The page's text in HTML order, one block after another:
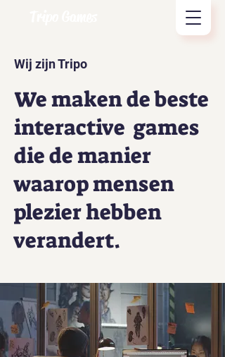
Wij zijn Tripo
We maken de beste
interactive games
die de manier
waarop mensen
plezier hebben
verandert.